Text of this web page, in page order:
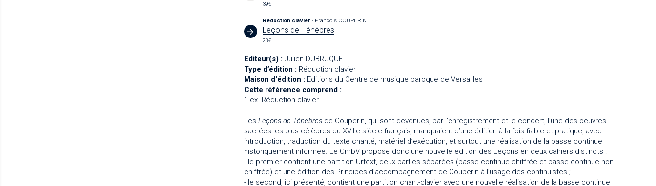
39€
Réduction clavier- François COUPERIN
Leçons de Ténèbres
28€
Editeur(s) : Julien DUBRUQUE
Type d’édition : Réduction clavier
Maison d'édition : Editions du Centre de musique baroque de Versailles
Cette référence comprend :
1 ex. Réduction clavier
Les Leçons de Ténèbresde Couperin, qui sont devenues, par l’enregistrement et le concert, l’une des oeuvres
sacrées les plus célèbres du XVIIIe siècle français, manquaient d’une édition à la fois fiable et pratique, avec
introduction, traduction du texte chanté, matériel d’exécution, et surtout une réalisation de la basse continue
historiquement informée. Le CmbV propose donc une nouvelle édition des Leçons en deux cahiers distincts :
- le premier contient une partition Urtext, deux parties séparées (basse continue chiffrée et basse continue non
chiffrée) et une édition des Principes d’accompagnement de Couperin à l’usage des continuistes ;
- le second, ici présenté, contient une partition chant-clavier avec une nouvelle réalisation de la basse continue